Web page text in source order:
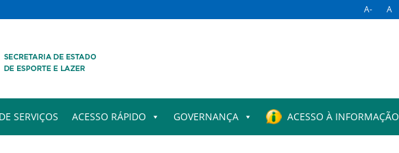
A- A
SERVIÇOS ACESSO RÁPIDO GOVERNANÇA ACESSO À INFORMAÇÃO